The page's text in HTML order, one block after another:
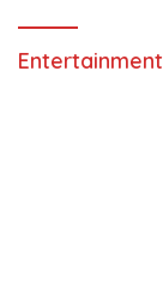
Entertainment